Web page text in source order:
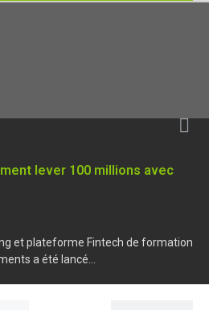
lever 100 millions avec
et plateforme Fintech de formation
a été lancé...